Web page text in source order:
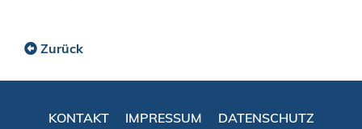
Zurück
KONTAKT IMPRESSUM
DATENSCHUTZ